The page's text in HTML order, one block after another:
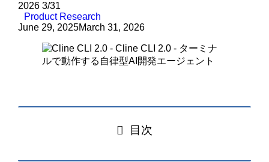
2026 3/31
Product Research
June 29, 2025March 31, 2026
目次